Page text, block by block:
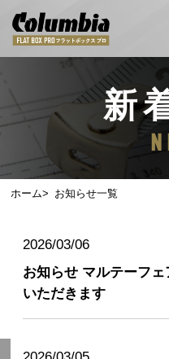
新
ホーム お知らせ一覧
2026/03/06
お知らせ マルテーフ
いただきます